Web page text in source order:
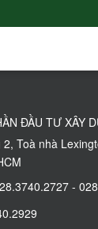
ĐẦU TƯ XÂY
Toà nhà
-